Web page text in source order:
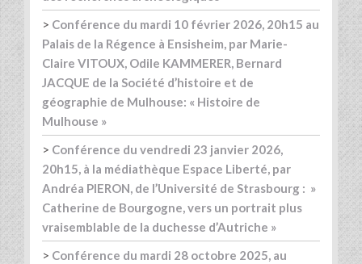
> Conférence du mardi 10 février 2026, 20h15 au
Palais de la Régence à Ensisheim, par Marie-
Claire VITOUX, Odile KAMMERER, Bernard
JACQUE de la Société d’histoire et de
géographie de Mulhouse: « Histoire de
Mulhouse »
> Conférence du vendredi 23 janvier 2026,
20h15, à la médiathèque Espace Liberté, par
Andréa PIERON, de l’Université de Strasbourg : »
Catherine de Bourgogne, vers un portrait plus
vraisemblable de la duchesse d’Autriche »
> Conférence du mardi 28 octobre 2025, au